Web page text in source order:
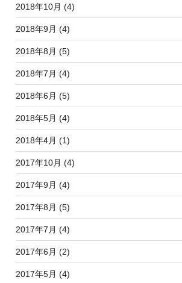
2018年10月 (4)
2018年9月 (4)
2018年8月 (5)
2018年7月 (4)
2018年6月 (5)
2018年5月 (4)
2018年4月 (1)
2017年10月 (4)
2017年9月 (4)
2017年8月 (5)
2017年7月 (4)
2017年6月 (2)
2017年5月 (4)